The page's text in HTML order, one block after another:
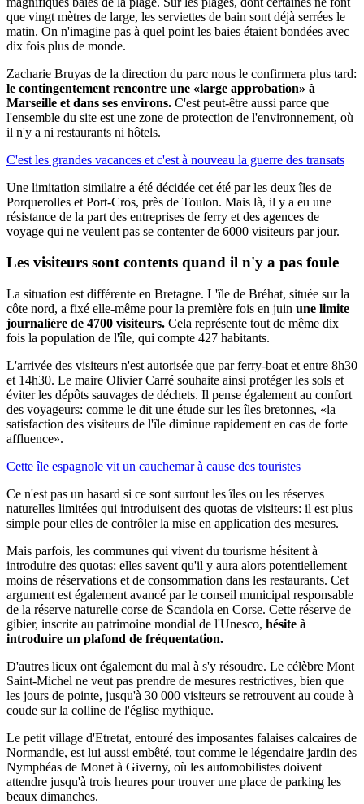
que vingt mètres de large, les serviettes de bain sont déjà serrées le
matin. On n'imagine pas à quel point les baies étaient bondées avec
dix fois plus de monde.
Zacharie Bruyas de la direction du parc nous le confirmera plus tard:
le contingentement rencontre une «large approbation» à
Marseille et dans ses environs. C'est peut-être aussi parce que
l'ensemble du site est une zone de protection de l'environnement, où
il n'y a ni restaurants ni hôtels.
C'est les grandes vacances et c'est à nouveau la guerre des transats
Une limitation similaire a été décidée cet été par les deux îles de
Porquerolles et Port-Cros, près de Toulon. Mais là, il y a eu une
résistance de la part des entreprises de ferry et des agences de
voyage qui ne veulent pas se contenter de 6000 visiteurs par jour.
Les visiteurs sont contents quand il n'y a pas foule
La situation est différente en Bretagne. L'île de Bréhat, située sur la
côte nord, a fixé elle-même pour la première fois en juin une limite
journalière de 4700 visiteurs. Cela représente tout de même dix
fois la population de l'île, qui compte 427 habitants.
L'arrivée des visiteurs n'est autorisée que par ferry-boat et entre 8h30
et 14h30. Le maire Olivier Carré souhaite ainsi protéger les sols et
éviter les dépôts sauvages de déchets. Il pense également au confort
des voyageurs: comme le dit une étude sur les îles bretonnes, «la
satisfaction des visiteurs de l'île diminue rapidement en cas de forte
affluence».
Cette île espagnole vit un cauchemar à cause des touristes
Ce n'est pas un hasard si ce sont surtout les îles ou les réserves
naturelles limitées qui introduisent des quotas de visiteurs: il est plus
simple pour elles de contrôler la mise en application des mesures.
Mais parfois, les communes qui vivent du tourisme hésitent à
introduire des quotas: elles savent qu'il y aura alors potentiellement
moins de réservations et de consommation dans les restaurants. Cet
argument est également avancé par le conseil municipal responsable
de la réserve naturelle corse de Scandola en Corse. Cette réserve de
gibier, inscrite au patrimoine mondial de l'Unesco, hésite à
introduire un plafond de fréquentation.
D'autres lieux ont également du mal à s'y résoudre. Le célèbre Mont
Saint-Michel ne veut pas prendre de mesures restrictives, bien que
les jours de pointe, jusqu'à 30 000 visiteurs se retrouvent au coude à
coude sur la colline de l'église mythique.
Le petit village d'Etretat, entouré des imposantes falaises calcaires de
Normandie, est lui aussi embêté, tout comme le légendaire jardin des
Nymphéas de Monet à Giverny, où les automobilistes doivent
attendre jusqu'à trois heures pour trouver une place de parking les
beaux dimanches.